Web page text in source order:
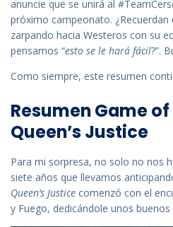
anuncie que se unirá al
próximo campeonato.
zarpando hacia Westeros con su
pensamos “esto se le hará fácil?”.
Como siempre, este resumen
Resumen Game
Queen’s Justice
Para mi sorpresa, no solo no nos
siete años que llevamos
Queen’s Justice comenzó con el
y Fuego, dedicándole unos